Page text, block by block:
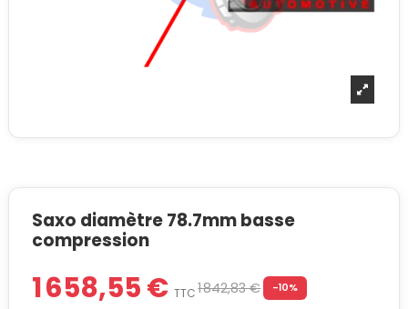
Saxo diamètre 78.7mm basse
compression
1 658,55 € TTC1 842,83 € -10%